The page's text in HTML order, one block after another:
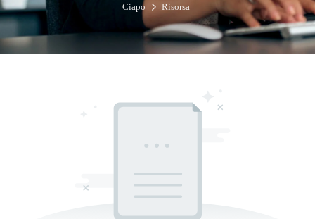
Ciapo Risorsa